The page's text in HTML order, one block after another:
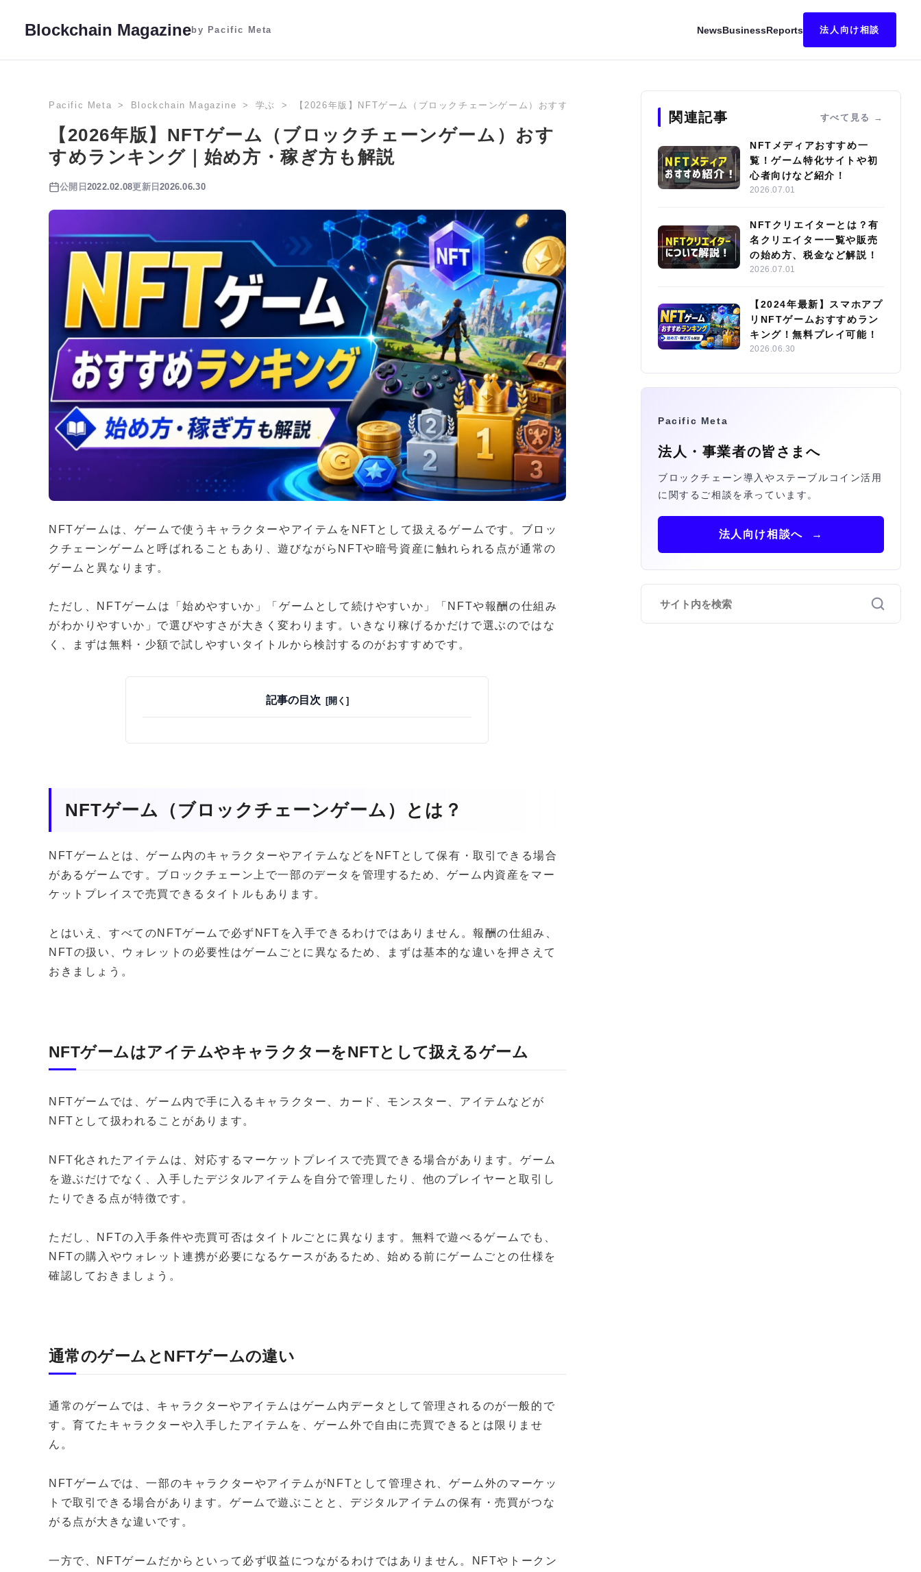
Blockchain Magazineby Pacific Meta NewsBusinessReports 法人向け相談
Pacific Meta Blockchain Magazine 学ぶ 【2026年版】NFTゲーム（ブロックチェーンゲーム）おすすめランキング｜始め方・稼ぎ方も解説
【2026年版】NFTゲーム（ブロックチェーンゲーム）おす
すめランキング｜始め方・稼ぎ方も解説
公開日 2022.02.08更新日2026.06.30
NFTゲームは、ゲームで使うキャラクターやアイテムをNFTとして扱えるゲームです。ブロッ
クチェーンゲームと呼ばれることもあり、遊びながらNFTや暗号資産に触れられる点が通常の
ゲームと異なります。
ただし、NFTゲームは「始めやすいか」「ゲームとして続けやすいか」「NFTや報酬の仕組み
がわかりやすいか」で選びやすさが大きく変わります。いきなり稼げるかだけで選ぶのではな
く、まずは無料・少額で試しやすいタイトルから検討するのがおすすめです。
記事の目次
NFTゲーム（ブロックチェーンゲーム）とは？
NFTゲームとは、ゲーム内のキャラクターやアイテムなどをNFTとして保有・取引できる場合
があるゲームです。ブロックチェーン上で一部のデータを管理するため、ゲーム内資産をマー
ケットプレイスで売買できるタイトルもあります。
とはいえ、すべてのNFTゲームで必ずNFTを入手できるわけではありません。報酬の仕組み、
NFTの扱い、ウォレットの必要性はゲームごとに異なるため、まずは基本的な違いを押さえて
おきましょう。
NFTゲームはアイテムやキャラクターをNFTとして扱えるゲーム
NFTゲームでは、ゲーム内で手に入るキャラクター、カード、モンスター、アイテムなどが
NFTとして扱われることがあります。
NFT化されたアイテムは、対応するマーケットプレイスで売買できる場合があります。ゲーム
を遊ぶだけでなく、入手したデジタルアイテムを自分で管理したり、他のプレイヤーと取引し
たりできる点が特徴です。
ただし、NFTの入手条件や売買可否はタイトルごとに異なります。無料で遊べるゲームでも、
NFTの購入やウォレット連携が必要になるケースがあるため、始める前にゲームごとの仕様を
確認しておきましょう。
通常のゲームとNFTゲームの違い
通常のゲームでは、キャラクターやアイテムはゲーム内データとして管理されるのが一般的で
す。育てたキャラクターや入手したアイテムを、ゲーム外で自由に売買できるとは限りませ
ん。
NFTゲームでは、一部のキャラクターやアイテムがNFTとして管理され、ゲーム外のマーケッ
トで取引できる場合があります。ゲームで遊ぶことと、デジタルアイテムの保有・売買がつな
がる点が大きな違いです。
一方で、NFTゲームだからといって必ず収益につながるわけではありません。NFTやトークン
関連記事 すべて見る
NFTメディアおすすめ一
覧！ゲーム特化サイトや初
心者向けなど紹介！
2026.07.01
NFTクリエイターとは？有
名クリエイター一覧や販売
の始め方、税金など解説！
2026.07.01
【2024年最新】スマホアプ
リNFTゲームおすすめラン
キング！無料プレイ可能！
2026.06.30
Pacific Meta
法人・事業者の皆さまへ
ブロックチェーン導入やステーブルコイン活用
に関するご相談を承っています。
法人向け相談へ